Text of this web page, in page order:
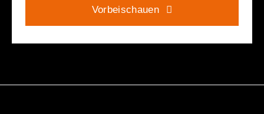
Vorbeischauen